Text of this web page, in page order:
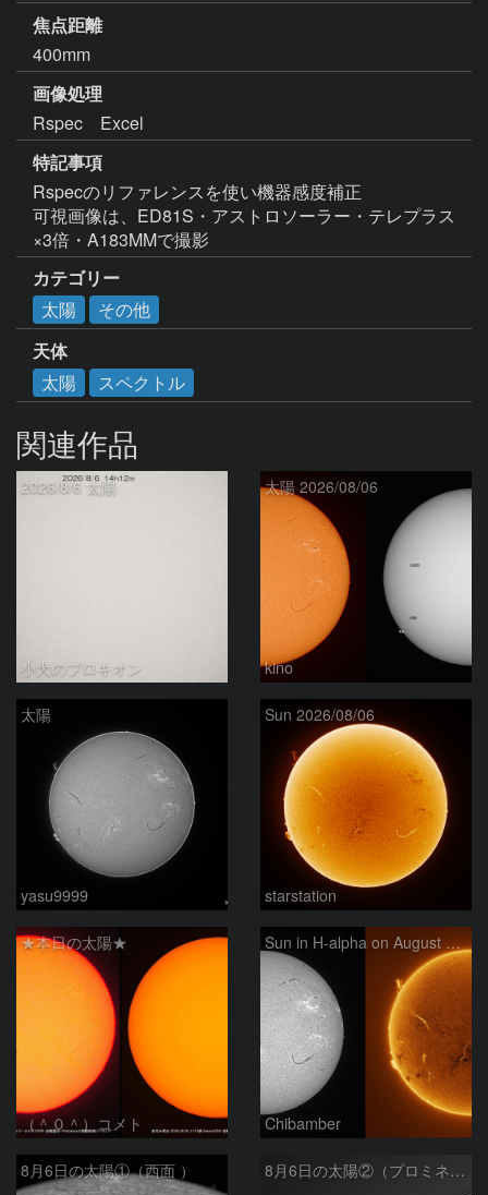
焦点距離
400mm
画像処理
特記事項
Rspecのリファレンスを使い機器感度補正
可視画像は、ED81S・アストロソーラー・テレプラス
×3倍・A183MMで撮影
カテゴリー
太陽
その他
天体
太陽
スペクトル
関連作品
2026/8/6 太陽
小犬のプロキオン
太陽 2026/08/06
kino
太陽
yasu9999
Sun 2026/08/06
starstation
★本日の太陽★
（＾０＾）コメト
Sun in H-alpha on August 6, 2026
Chibamber
8月6日の太陽①（西面 ） 8月6日の太陽②（プロミネン北東縁 ）